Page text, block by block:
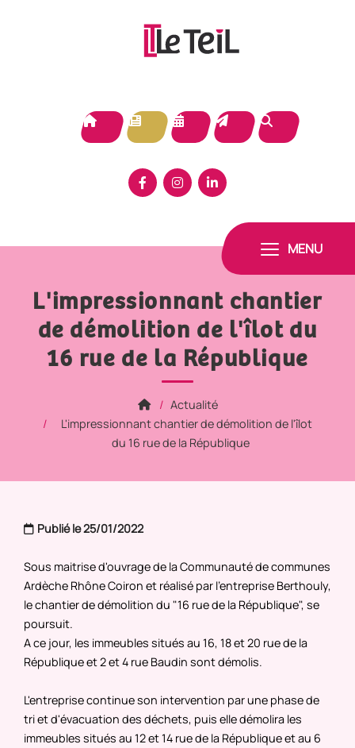
MENU
L'impressionnant chantier
de démolition de l'îlot du
16 rue de la République
Actualité
L'impressionnant chantier de démolition de l'îlot
du 16 rue de la République
Publié le 25/01/2022
Sous maitrise d'ouvrage de la Communauté de communes
Ardèche Rhône Coiron et réalisé par l'entreprise Berthouly,
le chantier de démolition du "16 rue de la République", se
poursuit.
A ce jour, les immeubles situés au 16, 18 et 20 rue de la
République et 2 et 4 rue Baudin sont démolis.
L'entreprise continue son intervention par une phase de
tri et d'évacuation des déchets, puis elle démolira les
immeubles situés au 12 et 14 rue de la République et au 6